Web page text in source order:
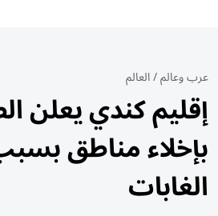
عرب وعالم/العالم
إقليم كندي يعلن
بإخلاء مناطق
الغابات